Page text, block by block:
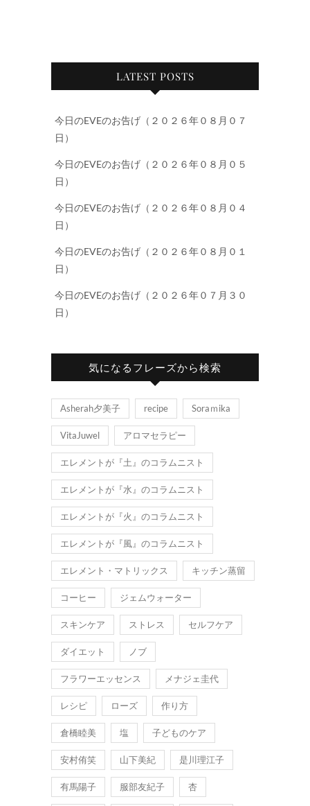
LATEST POSTS
今日のEVEのお告げ（２０２６年０８月０７
日）
今日のEVEのお告げ（２０２６年０８月０５
日）
今日のEVEのお告げ（２０２６年０８月０４
日）
今日のEVEのお告げ（２０２６年０８月０１
日）
今日のEVEのお告げ（２０２６年０７月３０
日）
気になるフレーズから検索
Asherah夕美子 recipe Soraｍika
VitaJuwel アロマセラピー
エレメントが『土』のコラムニスト
エレメントが『水』のコラムニスト
エレメントが『火』のコラムニスト
エレメントが『風』のコラムニスト
エレメント・マトリックス キッチン蒸留
コーヒー ジェムウォーター
スキンケア ストレス セルフケア
ダイエット ノブ
フラワーエッセンス メナジェ圭代
レシピ ローズ 作り方
倉橋睦美 塩 子どものケア
安村侑笑 山下美紀 是川理江子
有馬陽子 服部友紀子 杏